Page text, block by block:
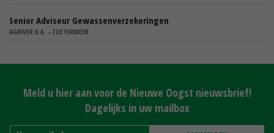
Senior Adviseur Gewassenverzekeringen
AGRIVER U.A. - ZOETERMEER
Meld u hier aan voor de Nieuwe Oogst nieuwsbrief!
Dagelijks in uw mailbox